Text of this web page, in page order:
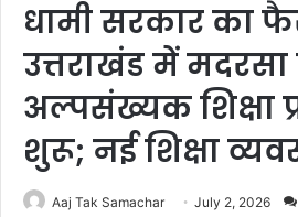
धामी सरकार का
उत्तराखंड में मदरसा
अल्पसंख्यक शिक्षा
शुरू; नई शिक्षा
Aaj Tak Samachar July 2, 2026